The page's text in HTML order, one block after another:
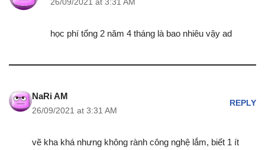
26/09/2021 at 3:31 AM
học phí tổng 2 năm 4 tháng là bao nhiêu vậy ad
NaRi AM
26/09/2021 at 3:31 AM
REPLY
vẽ kha khá nhưng không rành công nghệ lắm, biết 1 ít